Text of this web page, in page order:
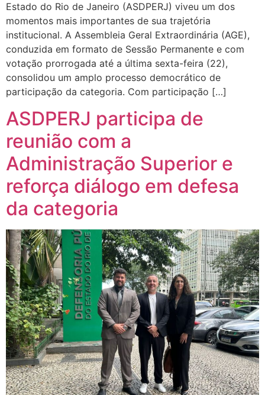
Estado do Rio de Janeiro (ASDPERJ) viveu um dos
momentos mais importantes de sua trajetória
institucional. A Assembleia Geral Extraordinária (AGE),
conduzida em formato de Sessão Permanente e com
votação prorrogada até a última sexta-feira (22),
consolidou um amplo processo democrático de
participação da categoria. Com participação […]
ASDPERJ participa de
reunião com a
Administração Superior e
reforça diálogo em defesa
da categoria